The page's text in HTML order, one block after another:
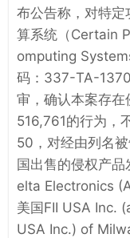
布公告称，对特
算系统（Certain
omputing
码：337-TA-
审，确认本案存
516,761的行为，
50，对经由列名
国出售的侵权产
elta Electronics
美国FII USA Inc.
USA Inc.) of